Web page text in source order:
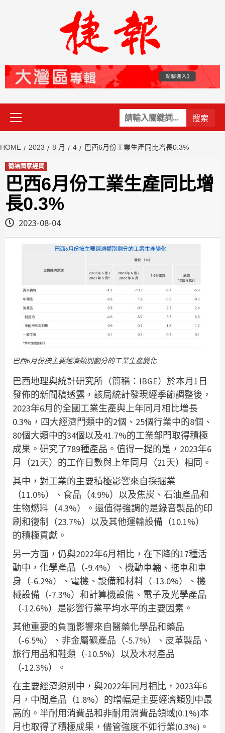
關
鍵
Primary
Menu
HOME 2023 8 月 4 巴西6月份工業生產同比增長0.3%
葡語國家經貿
巴西6月份工業生產同比增
長0.3%
2023-08-04
巴西6月份按主要經濟類別劃分的工業生產變化
巴西地理與統計研究所（簡稱：IBGE）於本月1日
發佈的新聞稿透露，該局統計發現經季節調整後，
2023年6月的全國工業生產與上年同月相比增長
0.3%，四大經濟門類中的2個、25個行業中的8個、
80個大類中的34個以及41.7%的工業部門取得積極
成果。研究了789種產品。值得一提的是，2023年6
月（21天）的工作日數與上年同月（21天）相同。
其中，對工業的主要積極影響來自採掘業
（11.0%）、食品（4.9%）以及焦炭、石油產品和
生物燃料（4.3%）。還值得強調的是錄音製品的印
刷和復制（23.7%）以及其他運輸設備（10.1%）
的積極貢獻。
另一方面，仍與2022年6月相比，在下降的17種活
動中，化學產品（-9.4%）、機動車輛、拖車和車
身（-6.2%）、電機、設備和材料（-13.0%）、機
械設備（-7.3%）和計算機設備、電子及光學產品
（-12.6%）是影響行業平均水平的主要因素。
其他重要的負面影響來自醫藥化學品和藥品
（-6.5%）、非金屬礦產品（-5.7%）、皮革製品、
旅行用品和鞋類（-10.5%）以及木材產品
（-12.3%）。
在主要經濟類別中，與2022年同月相比，2023年6
月，中間產品（1.8%）的增幅是主要經濟類別中最
高的。半耐用消費品和非耐用消費品領域(0.1%)本
月也取得了積極成果，儘管強度不如行業(0.3%)。